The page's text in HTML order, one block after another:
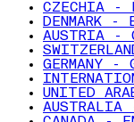
CZECHIA -
DENMARK -
AUSTRIA -
GERMANY -
UNITED
AUSTRALIA